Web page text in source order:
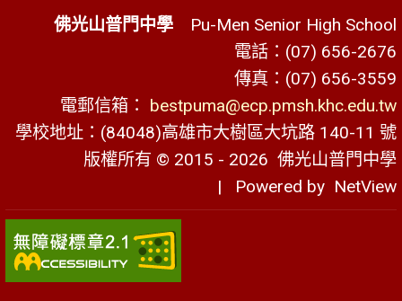
佛光山普門中學 Pu-Men Senior High School
電話：(07) 656-2676
傳真：(07) 656-3559
電郵信箱： bestpuma@ecp.pmsh.khc.edu.tw
學校地址：(84048)高雄市大樹區大坑路 140-11 號
版權所有 © 2015 - 2026 佛光山普門中學
| Powered by NetView